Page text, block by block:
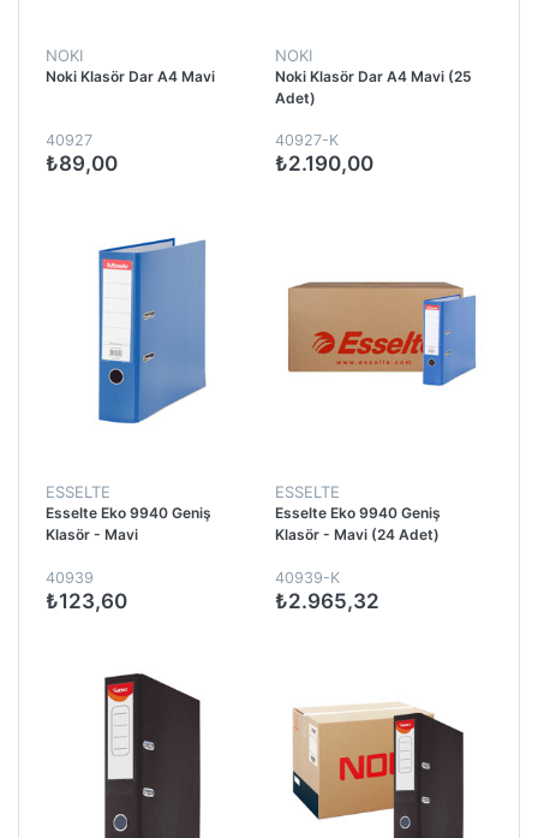
NOKI
Noki Klasör Dar A4 Mavi
40927
₺89,00
NOKI
Noki Klasör Dar A4 Mavi (25
Adet)
40927-K
₺2.190,00
ESSELTE
Esselte Eko 9940 Geniş
Klasör - Mavi
40939
₺123,60
ESSELTE
Esselte Eko 9940 Geniş
Klasör - Mavi (24 Adet)
40939-K
₺2.965,32